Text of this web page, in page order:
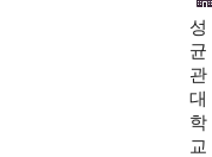
성
균
관
대
학
교